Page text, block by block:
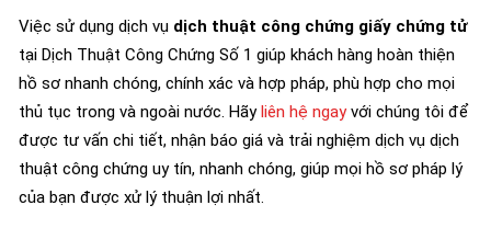
Việc sử dụng dịch vụ dịch thuật công chứng giấy chứng tử
tại Dịch Thuật Công Chứng Số 1 giúp khách hàng hoàn thiện
hồ sơ nhanh chóng, chính xác và hợp pháp, phù hợp cho mọi
thủ tục trong và ngoài nước. Hãyliên hệ ngayvới chúng tôi để
được tư vấn chi tiết, nhận báo giá và trải nghiệm dịch vụ dịch
thuật công chứng uy tín, nhanh chóng, giúp mọi hồ sơ pháp lý
của bạn được xử lý thuận lợi nhất.